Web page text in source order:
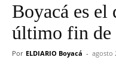
Boyacá es el
último fin de
Por ELDIARIO Boyacá - agosto